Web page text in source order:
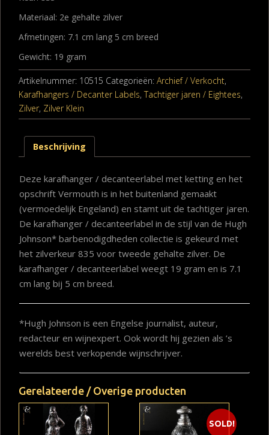
Materiaal: 2e gehalte zilver
Afmetingen: 7.1 cm lang 5 cm breed
Gewicht: 19 gram
Artikelnummer: 10515 Categorieën: Archief / Verkocht,
Karafhangers / Decanter Labels,Tachtiger jaren / Eightees,
Zilver, Zilver Klein
Beschrijving
Deze karafhanger / decanteerlabel met ketting en het
opschrift Vermouth is in het buitenland gemaakt
(vermoedelijk Engeland) en stamt uit de tachtiger jaren.
De karafhanger / decanteerlabel in de stijl van de Hugh
Johnson* barbenodigdheden collectie is gekeurd met
het zilverkeur 835 voor tweede gehalte zilver. De
karafhanger / decanteerlabel weegt 19 gram en is 7.1
cm lang bij 5 cm breed.
*Hugh Johnson is een Engelse journalist, auteur,
redacteur en wijnexpert. Ook wordt hij gezien als ’s
werelds best verkopende wijnschrijver.
Gerelateerde / Overige producten
SOLD!